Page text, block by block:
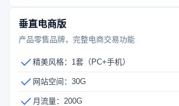
垂直电商版
产品零售品牌，完整电商交易功能
精美风格：1套（PC+手机）
网站空间：30G
月流量：200G